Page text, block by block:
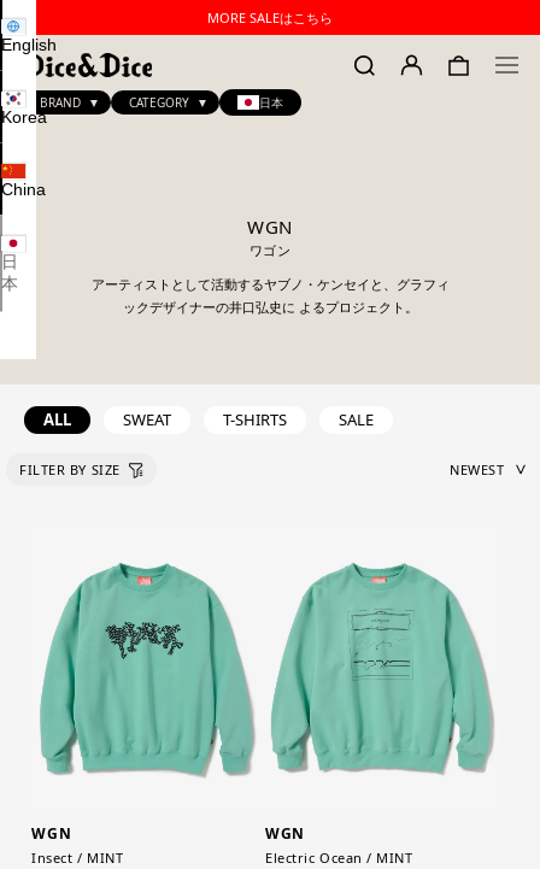
MORE SALEはこちら
BRAND CATEGORY 日本
English
Korea
China
日
本
WGN
ワゴン
アーティストとして活動するヤブノ・ケンセイと、グラフィ
ックデザイナーの井口弘史に よるプロジェクト。
ALL SWEAT T-SHIRTS SALE
WGN
Insect / MINT
WGN
Electric Ocean / MINT